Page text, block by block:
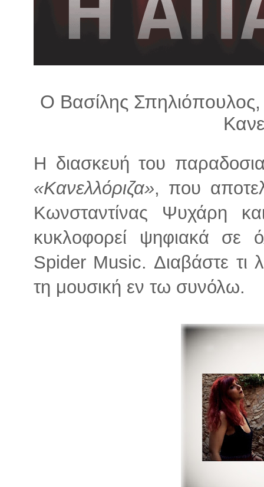
Ο Βασίλης
Η διασκευή του
«Κανελλόριζα», που
Κωνσταντίνας Ψυχάρη
κυκλοφορεί ψηφιακά σε
Spider Music. Διαβάστε τι
τη μουσική εν τω συνόλω.